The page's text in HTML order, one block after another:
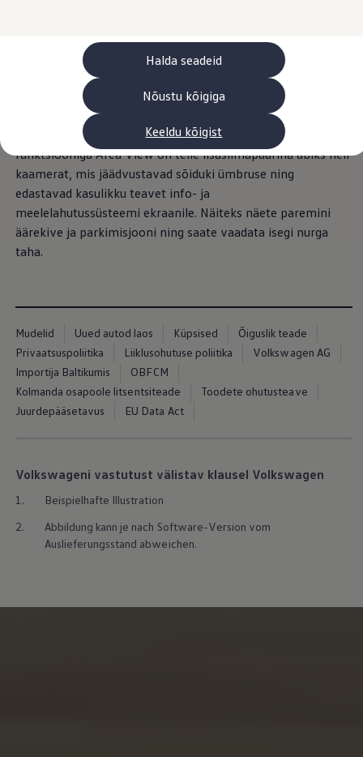
Nõustu kõigiga
Keeldu kõigist
Halda seadeid
Elektrisõidukid töökojas: lõpp õlivahetustele
ID. tarkvarauuendus*
Elektriautode tarneajad
Ühenduvus
VW Connect
Aktiveerimine
VW Connect teie ID. jaoks.
Car-Net
App-Connect
Upgrades
We Charge
Fleet Interface Data
Volkswagenist
Volkswageni eelised
Ülevaatus
Remont ja kontroll
Mootoriõli ja töövedelikud
Veljed ja rehvid
Avarii- ja rikkeabi
Volkswageni teenindus
Lisatarvikud
Isikupärastamine
Klienditeave
Tagasikutsumiskampaaniad
Hoiatus- ja märgutuled
myVolkswagen
Manööverdamine sagimist täis kesklinnas, parkimismajas
või raskel maastikul: on palju olukordi, kus teile kui juhile
üks lisasilmapaar ära kuluks. Lisavarustusse kuuluva
funktsiooniga Area View on teile lisasilmapaarina abiks neli
kaamerat, mis jäädvustavad sõiduki ümbruse ning
edastavad kasulikku teavet info- ja
meelelahutussüsteemi ekraanile. Näiteks näete paremini
äärekive ja parkimisjooni ning saate vaadata isegi nurga
taha.
Mudelid Uued autod laos Küpsised
Õiguslik teade
Privaatsuspoliitika
Liiklusohutuse poliitika
Volkswagen AG
Importija Baltikumis
OBFCM
Kolmanda osapoole litsentsiteade
Toodete ohutusteave
Juurdepääsetavus
EU Data Act
Volkswageni vastutust välistav klausel Volkswagen
1.
Beispielhafte Illustration
2.
Abbildung kann je nach Software-Version vom
Auslieferungsstand abweichen.